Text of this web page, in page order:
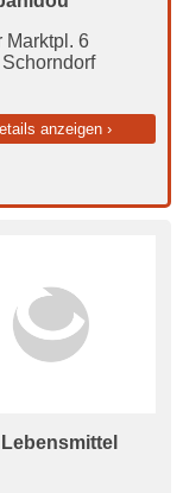
Marktpl. 6
anzeigen ›